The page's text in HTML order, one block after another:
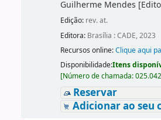
Guilherme Mendes
Edição: rev. at.
Editora: Brasília : CADE, 2023
Recursos online:Clique aqui
Disponibilidade:Itens
[Número de chamada:
Reservar
Adicionar ao seu